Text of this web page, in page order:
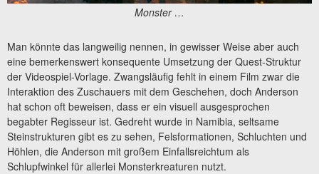
Monster …
Man könnte das langweilig nennen, in gewisser Weise aber auch
eine bemerkenswert konsequente Umsetzung der Quest-Struktur
der Videospiel-Vorlage. Zwangsläufig fehlt in einem Film zwar die
Interaktion des Zuschauers mit dem Geschehen, doch Anderson
hat schon oft beweisen, dass er ein visuell ausgesprochen
begabter Regisseur ist. Gedreht wurde in Namibia, seltsame
Steinstrukturen gibt es zu sehen, Felsformationen, Schluchten und
Höhlen, die Anderson mit großem Einfallsreichtum als
Schlupfwinkel für allerlei Monsterkreaturen nutzt.